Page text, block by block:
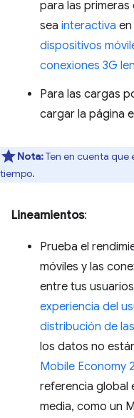
para las
sea interactiva en
dispositivos
conexiones 3G
Para las cargas
cargar la página
Nota:Ten en cuenta que
tiempo.
Lineamientos:
Prueba el
móviles y las
entre tus
experiencia del
distribución de
los datos no
Mobile Economy
referencia global
media, como un